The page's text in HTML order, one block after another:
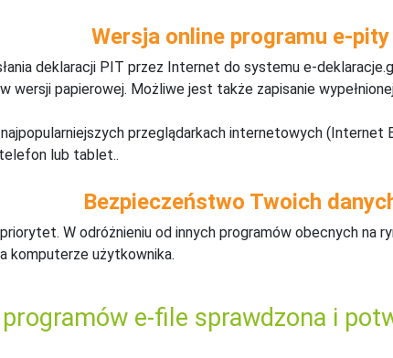
Wersja online programu e-pity
deklaracji PIT przez Internet do systemu e-
wersji papierowej. Możliwe jest także zapisanie
przeglądarkach internetowych (Internet
lub tablet..
Bezpieczeństwo Twoich
W odróżnieniu od innych programów obecnych na
komputerze użytkownika.
e-file sprawdzona i